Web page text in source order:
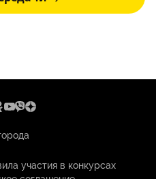
участия в конкурсах